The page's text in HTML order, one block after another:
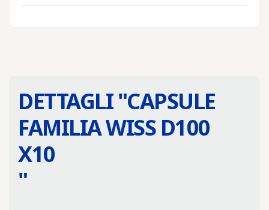
DETTAGLI "CAPSULE
FAMILIA WISS D100
X10
"